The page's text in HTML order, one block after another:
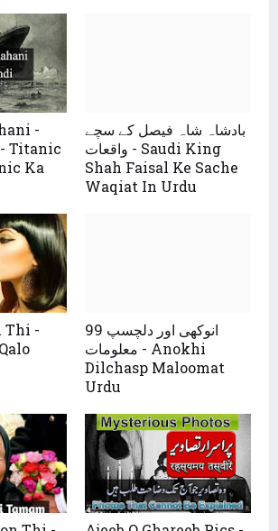
-
Titanic
Ka
بادشاہ شاہ فیصل کے سچے
واقعات - Saudi King
Shah Faisal Ke Sache
Waqiat In Urdu
Thi -
99 انوکھی اور دلچسپ
معلومات - Anokhi
Dilchasp Maloomat
Urdu